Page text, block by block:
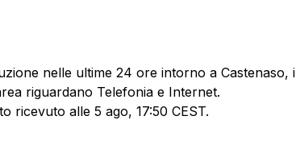
nelle ultime 24 ore intorno a Castenaso,
riguardano Telefonia e Internet.
ricevuto alle 5 ago, 17:50 CEST.